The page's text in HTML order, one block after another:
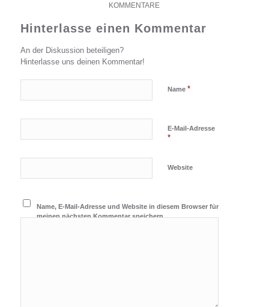
KOMMENTARE
Hinterlasse einen Kommentar
An der Diskussion beteiligen?
Hinterlasse uns deinen Kommentar!
Name *
E-Mail-Adresse
*
Website
Name, E-Mail-Adresse und Website in diesem Browser für
meinen nächsten Kommentar speichern.